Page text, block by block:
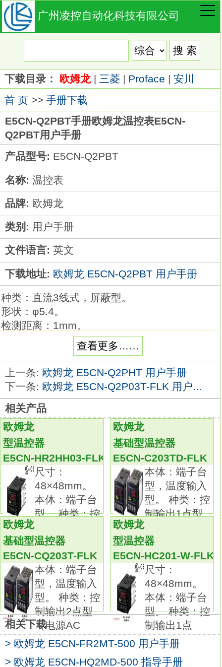
广州凌控自动化科技有限公司
下载目录： 欧姆龙| 三菱| Proface | 安川
首 页>> 手册下载
E5CN-Q2PBT手册欧姆龙温控表E5CN-
Q2PBT用户手册
产品型号: E5CN-Q2PBT
名称: 温控表
品牌: 欧姆龙
类别: 用户手册
文件语言: 英文
下载地址: 欧姆龙 E5CN-Q2PBT 用户手册
种类：直流3线式，屏蔽型。
形状：φ5.4。
检测距离：1mm。
连接方式：导线引出型（2m）。
导线规格：PVC（耐油）。
动作模式NC。
PNP输出。
接近传感器的首选世界顶级的性能和品质欧姆
龙温控表用户手册。
磁性金属有无检测的标准型。
品种丰富。
可根据条件选择最适用机型。
防相互干扰功能的异频机型品种齐全E5CN-
Q2PBT
具有优异的耐环境性能。
标准导线的材质为耐油PVC。
检测面采用耐切削油材质。
标准采用导线护套。端子部形状:导线直出型。
保护管直径D：φ6.4mm。
保护管长度L：35cm。
导线种类：一般用。
品种丰富的高精度温度传感器系列欧姆龙温控
表用户手册。
在以往的M3螺钉对应品的基础上，
追加有助于降低配线工时的棒状端子对应品。
温度传感器是用作温控器的热感应部件。
可根据要测量的温度、场所、 周围环境选择。
查看更多……
上一条: 欧姆龙 E5CN-Q2PHT 用户手册
下一条: 欧姆龙 E5CN-Q2P03T-FLK 用户...
相关产品
欧姆龙
型温控器
E5CN-HR2HH03-FLK
尺寸：
48×48mm。
本体：端子台
型。 种类：控
欧姆龙
基础型温控器
E5CN-C203TD-FLK
本体：端子台
型，温度输入
型。 种类：控
制输出1点型
欧姆龙
基础型温控器
E5CN-CQ203T-FLK
本体：端子台
型，温度输入
型。 种类：控
制输出2点型
（电源AC
欧姆龙
型温控器
E5CN-HC201-W-FLK
尺寸：
48×48mm。
本体：端子台
型。 种类：控
制输出1点
相关下载
> 欧姆龙 E5CN-FR2MT-500 用户手册
> 欧姆龙 E5CN-HQ2MD-500 指导手册